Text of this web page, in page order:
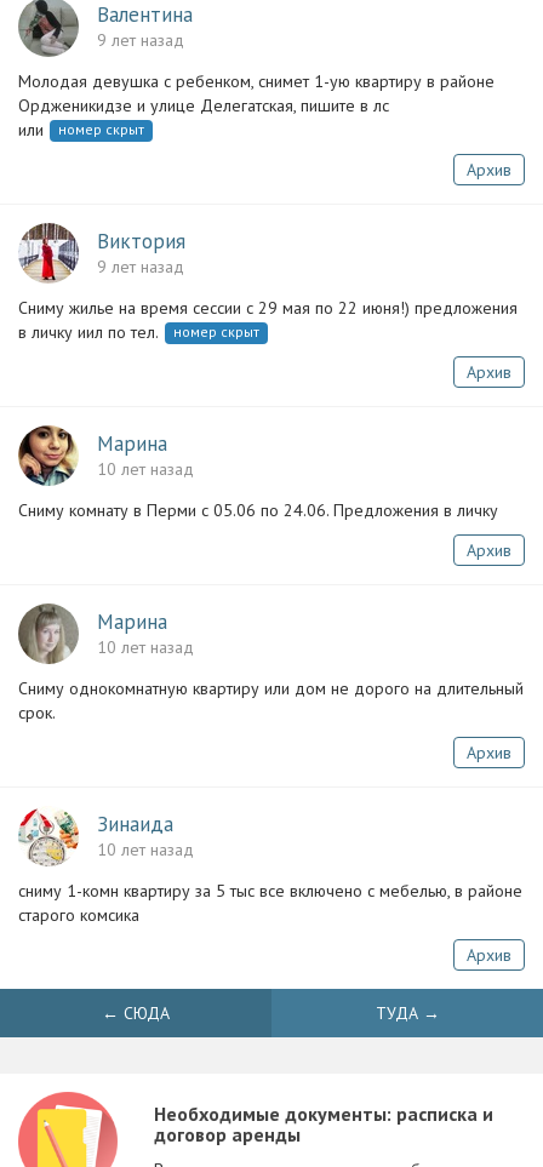
Валентина
9 лет назад
Молодая девушка с ребенком, снимет 1-ую квартиру в районе
Ордженикидзе и улице Делегатская, пишите в лс
или
номер скрыт
Архив
Виктория
9 лет назад
Сниму жилье на время сессии с 29 мая по 22 июня!) предложения
в личку иил по тел.
номер скрыт
Архив
Марина
10 лет назад
Сниму комнату в Перми с 05.06 по 24.06. Предложения в личку
Архив
Марина
10 лет назад
Сниму однокомнатную квартиру или дом не дорого на длительный
срок.
Архив
Зинаида
10 лет назад
сниму 1-комн квартиру за 5 тыс все включено с мебелью, в районе
старого комсика
Архив
← СЮДА ТУДА →
Необходимые документы: расписка и
договор аренды